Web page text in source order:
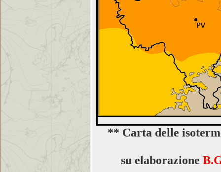
** Carta delle
su elaborazione